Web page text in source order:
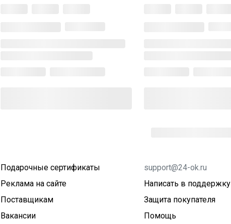
Подарочные сертификаты
Реклама на сайте
Поставщикам
Вакансии
support@24-ok.ru
Написать в поддержку
Защита покупателя
Помощь